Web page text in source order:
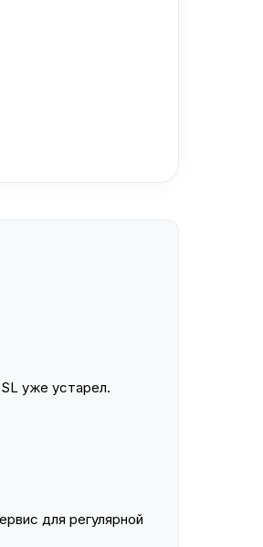
уже устарел.
для регулярной